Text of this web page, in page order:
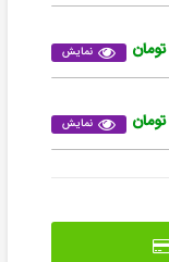
نمایش
نمایش